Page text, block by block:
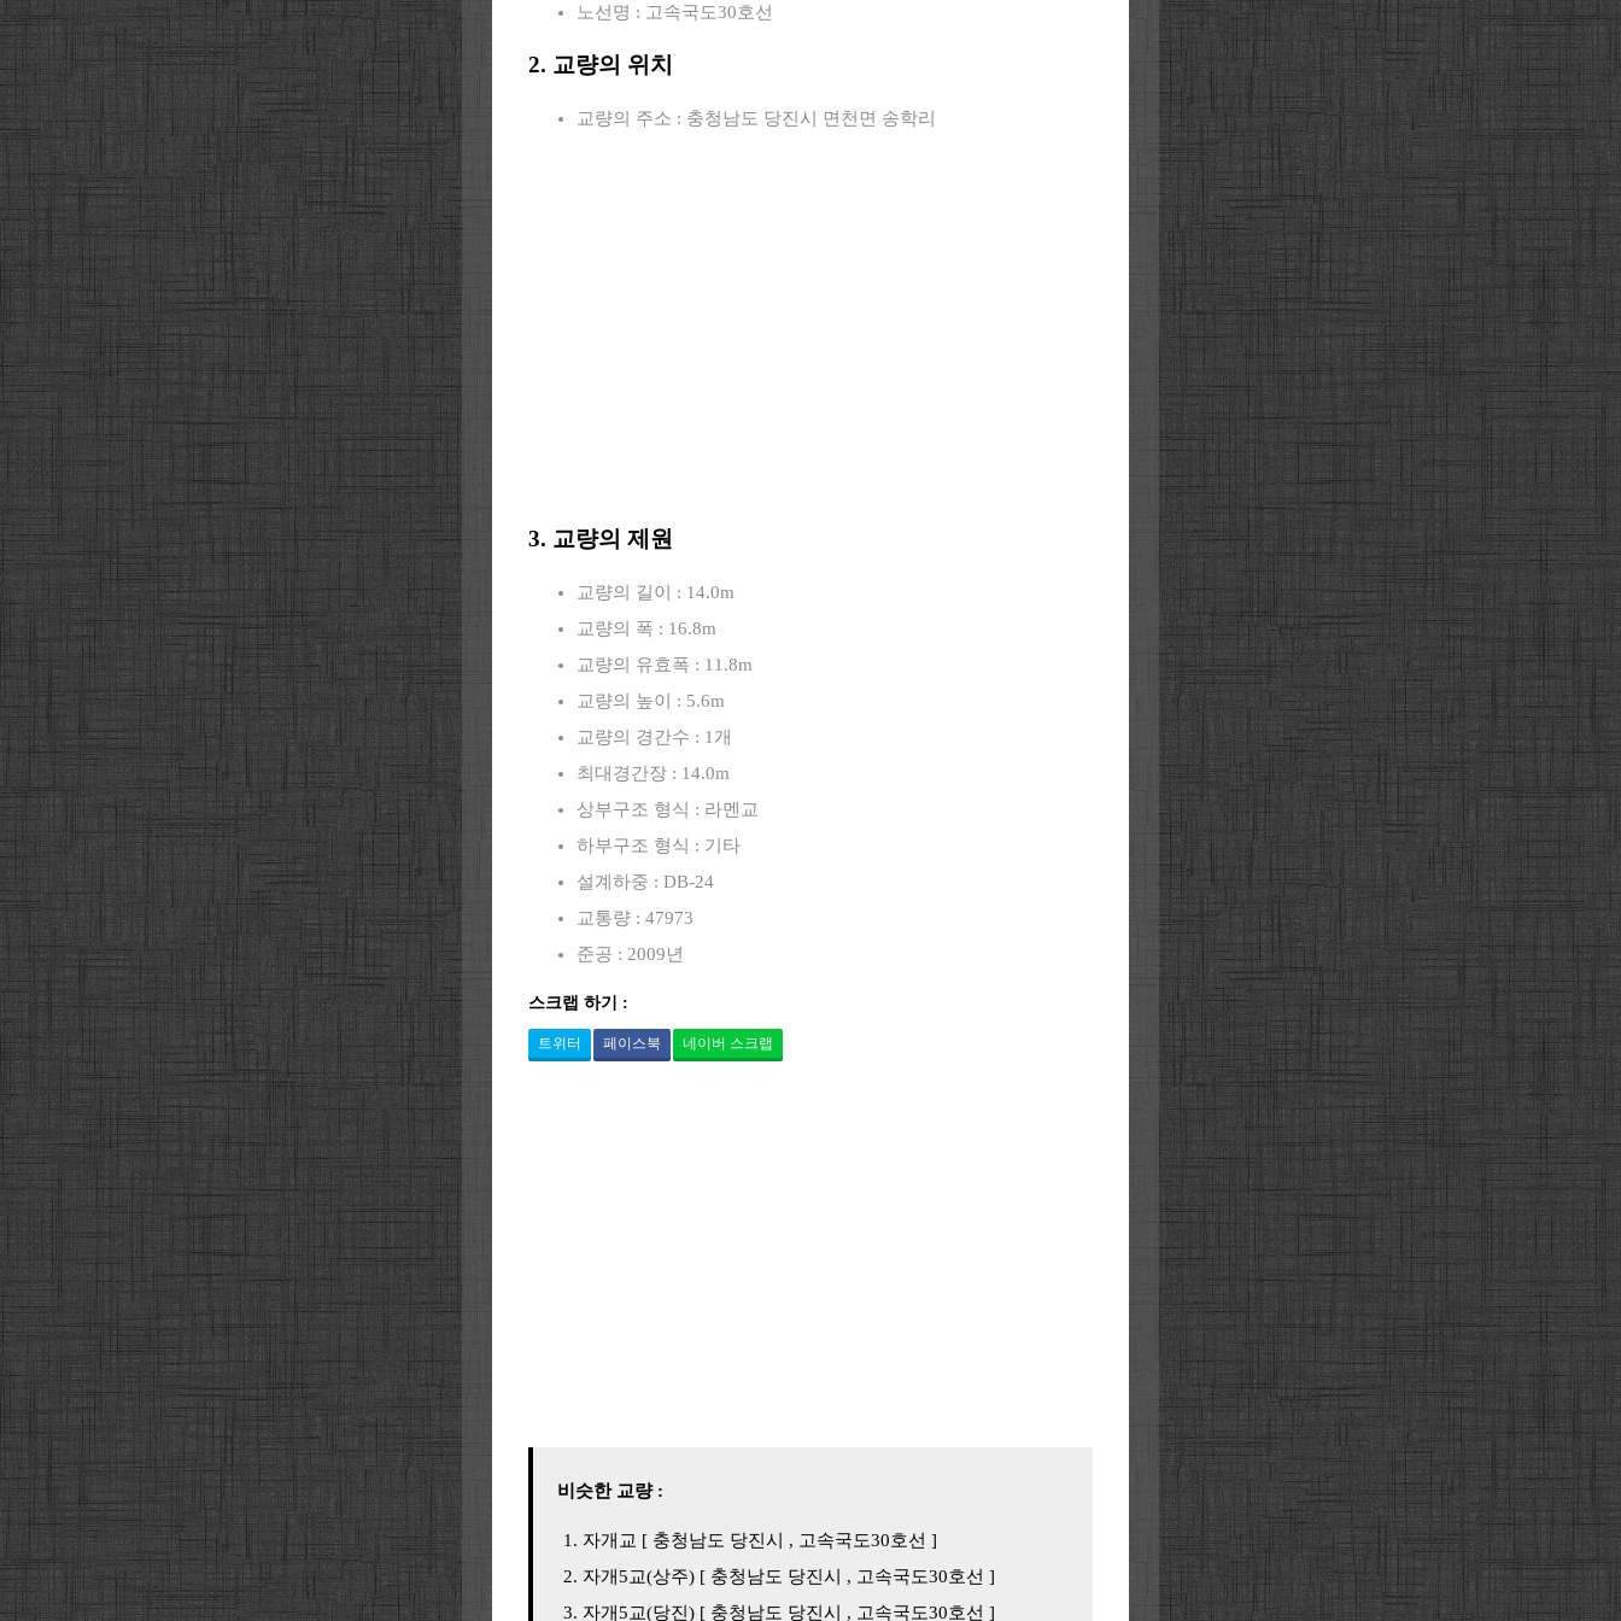
노선명 : 고속국도30호선
2. 교량의 위치
교량의 주소 : 충청남도 당진시 면천면 송학리
3. 교량의 제원
교량의 길이 : 14.0m
교량의 폭 : 16.8m
교량의 유효폭 : 11.8m
교량의 높이 : 5.6m
교량의 경간수 : 1개
최대경간장 : 14.0m
상부구조 형식 : 라멘교
하부구조 형식 : 기타
설계하중 : DB-24
교통량 : 47973
준공 : 2009년
스크랩 하기 :
트위터 페이스북 네이버 스크랩
비슷한 교량 :
자개교 [ 충청남도 당진시 , 고속국도30호선 ]
자개5교(상주) [ 충청남도 당진시 , 고속국도30호선 ]
자개5교(당진) [ 충청남도 당진시 , 고속국도30호선 ]